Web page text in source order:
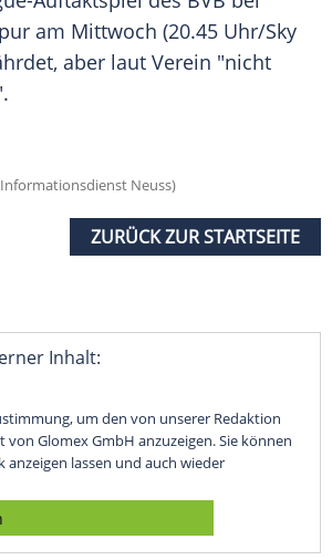
am Mittwoch (20.45 Uhr/Sky
aber laut Verein "nicht
Neuss)
ZURÜCK ZUR STARTSEITE
Inhalt:
um den von unserer Redaktion
Glomex GmbH anzuzeigen. Sie können
anzeigen lassen und auch wieder